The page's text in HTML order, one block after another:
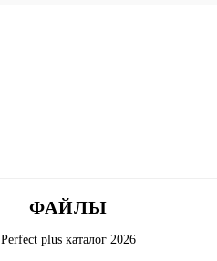
ФАЙЛЫ
Perfect plus каталог 2026